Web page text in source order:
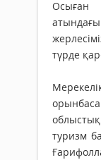
Осыған
түрде
туризм